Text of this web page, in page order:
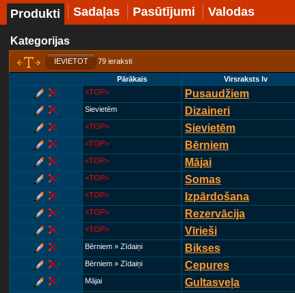
Produkti Sadaļas Pasūtījumi Valodas
Kategorijas
IEVIETOT 79 ieraksti
Pārākais Virsraksts lv
<TOP>
Pusaudžiem
Sievietēm Dizaineri
<TOP> Sievietēm
<TOP> Bērniem
<TOP> Mājai
<TOP> Somas
<TOP> Izpārdošana
<TOP> Rezervācija
<TOP> Vīrieši
Bērniem » Zīdaiņi Bikses
Bērniem » Zīdaiņi Cepures
Mājai Gultasveļa